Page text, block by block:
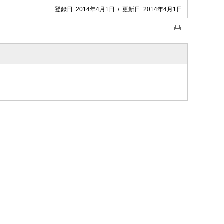
登録日: 2014年4月1日 / 更新日: 2014年4月1日